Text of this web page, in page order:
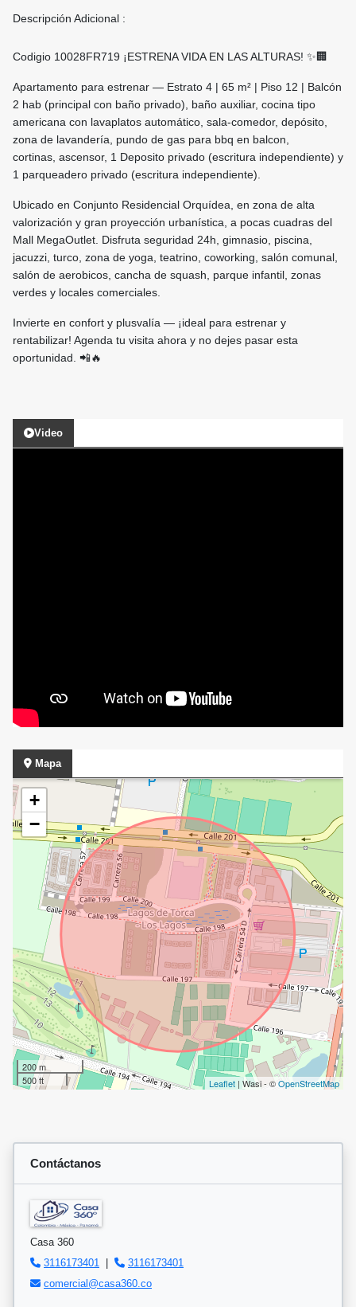
Descripción Adicional :
Codigio 10028FR719 ¡ESTRENA VIDA EN LAS ALTURAS! ✨🏢
Apartamento para estrenar — Estrato 4 | 65 m² | Piso 12 | Balcón
2 hab (principal con baño privado), baño auxiliar, cocina tipo
americana con lavaplatos automático, sala-comedor, depósito,
zona de lavandería, pundo de gas para bbq en balcon,
cortinas, ascensor, 1 Deposito privado (escritura independiente) y
1 parqueadero privado (escritura independiente).
Ubicado en Conjunto Residencial Orquídea, en zona de alta
valorización y gran proyección urbanística, a pocas cuadras del
Mall MegaOutlet. Disfruta seguridad 24h, gimnasio, piscina,
jacuzzi, turco, zona de yoga, teatrino, coworking, salón comunal,
salón de aerobicos, cancha de squash, parque infantil, zonas
verdes y locales comerciales.
Invierte en confort y plusvalía — ¡ideal para estrenar y
rentabilizar! Agenda tu visita ahora y no dejes pasar esta
oportunidad. 📲🔥
Video
Mapa
+
−
200 m
500 ft
Leaflet | Wasi - ©OpenStreetMap
Contáctanos
Casa 360
3116173401
|
3116173401
comercial@casa360.co